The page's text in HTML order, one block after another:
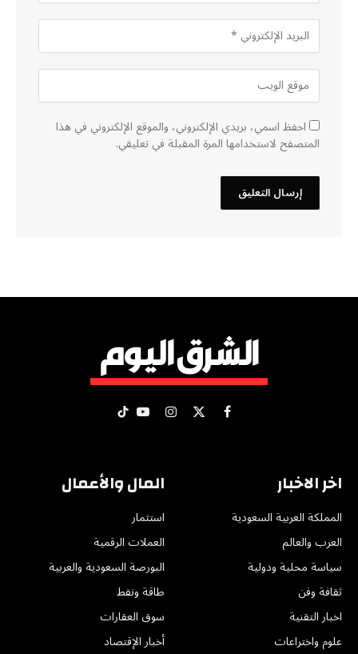
احفظ اسمي، بريدي الإلكتروني، والموقع الإلكتروني في هذا
المتصفح لاستخدامها المرة المقبلة في تعليقي.
فيسبوك
X الانستغراميوتيوبتيكتوك
اخر الاخبار
المملكة العربية السعودية
العرب والعالم
سياسة محلية ودولية
ثقافة وفن
اخبار التقنية
علوم واختراعات
المال والأعمال
استثمار
العملات الرقمية
البورصة السعودية والعربية
طاقة ونفط
سوق العقارات
أخبار الإقتصاد